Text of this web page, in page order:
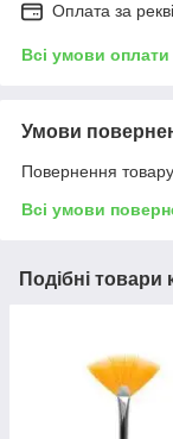
Оплата за
Всі умови оплати
Умови
Повернення
Всі умови
Подібні товари